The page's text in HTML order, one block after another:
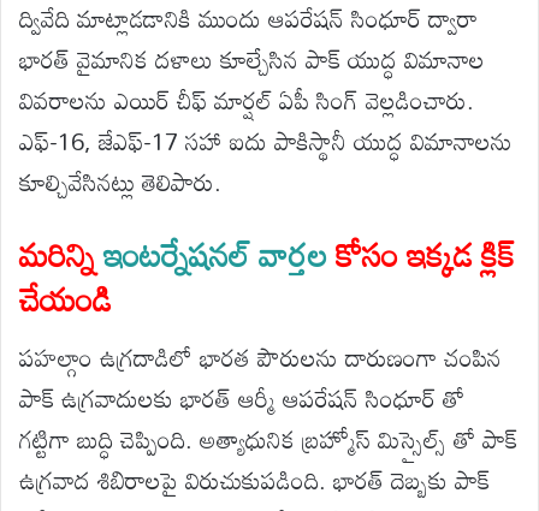
ద్వివేది మాట్లాడడానికి ముందు ఆపరేషన్ సింధూర్ ద్వారా
భారత్ వైమానిక దళాలు కూల్చేసిన పాక్ యుద్ధ విమానాల
వివరాలను ఎయిర్ చీఫ్ మార్షల్ ఏపీ సింగ్ వెల్లడించారు.
ఎఫ్-16, జేఎఫ్-17 సహా ఐదు పాకిస్థానీ యుద్ధ విమానాలను
కూల్చివేసినట్లు తెలిపారు.
మరిన్నిఇంటర్నేషనల్ వార్తలకోసం ఇక్కడ క్లిక్
చేయండి
పహల్గాం ఉగ్రదాడిలో భారత పౌరులను దారుణంగా చంపిన
పాక్ ఉగ్రవాదులకు భారత్ ఆర్మీ ఆపరేషన్ సింధూర్ తో
గట్టిగా బుద్ధి చెప్పింది. అత్యాధునిక బ్రహ్మోస్ మిస్సైల్స్ తో పాక్
ఉగ్రవాద శిబిరాలపై విరుచుకుపడింది. భారత్ దెబ్బకు పాక్